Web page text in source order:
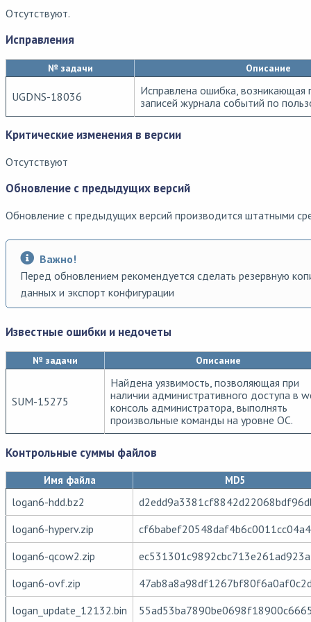
Отсутствуют.
Исправления
№ задачи Описание
UGDNS-18036
Исправлена ошибка, возникающая
записей журнала событий по
Критические изменения в версии
Отсутствуют
Обновление с предыдущих версий
Обновление с предыдущих версий производится штатными
Важно!
Перед обновлением рекомендуется сделать резервную
данных и экспорт конфигурации
Известные ошибки и недочеты
№ задачи Описание
SUM-15275
Найдена уязвимость, позволяющая при
наличии административного доступа в
консоль администратора, выполнять
произвольные команды на уровне ОС.
Контрольные суммы файлов
Имя файла MD5
logan6-hdd.bz2
logan6-hyperv.zip
logan6-qcow2.zip
logan6-ovf.zip
logan_update_12132.bin